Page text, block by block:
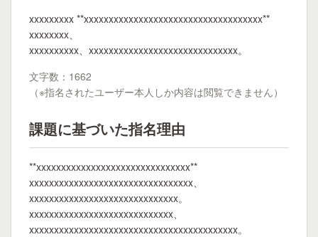
xxxxxxxxx **xxxxxxxxxxxxxxxxxxxxxxxxxxxxxxxxxxxx**
xxxxxxxx、
xxxxxxxxxx、xxxxxxxxxxxxxxxxxxxxxxxxxxxxxx。
文字数：1662
（※指名されたユーザー本人しか内容は閲覧できません）
課題に基づいた指名理由
**xxxxxxxxxxxxxxxxxxxxxxxxxxxxxxx**
xxxxxxxxxxxxxxxxxxxxxxxxxxxxxxxxx、
xxxxxxxxxxxxxxxxxxxxxxxxxxxxxx。
xxxxxxxxxxxxxxxxxxxxxxxxxxxxx、
xxxxxxxxxxxxxxxxxxxxxxxxxxxxxxxxxxxxxxxxxx。